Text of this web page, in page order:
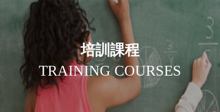
培訓課程
TRAINING COURSES